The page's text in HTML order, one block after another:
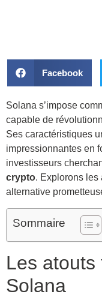
Facebook
Solana s’impose
capable de
Ses caractéristiques
impressionnantes en
investisseurs
crypto. Explorons les
alternative
Sommaire
Les atouts
Solana